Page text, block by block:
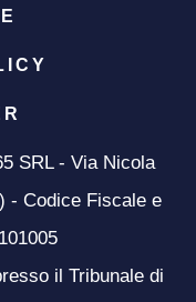
SRL - Via Nicola
- Codice Fiscale e
il Tribunale di